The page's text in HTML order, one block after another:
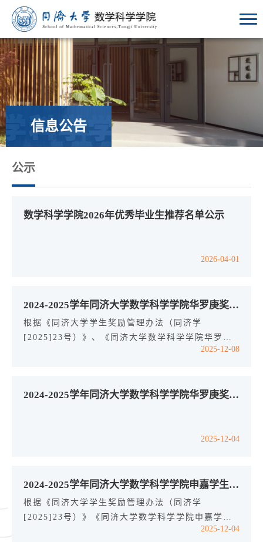
信息公告
公示
数学科学学院2026年优秀毕业生推荐名单公示
2026-04-01
2024-2025学年同济大学数学科学学院华罗庚奖学金拟获奖名单公示
根据《同济大学学生奖励管理办法（同济学
[2025]23号）》、《同济大学数学科学学院华罗庚
奖学金评审细则（同济数内[2025]22号）》，经学
罗庚奖学金拟获奖名单公示如下（按照学号排序）：
公示期自即日起至12月12日下午17：00止（5个工
2025-12-08
2024-2025学年同济大学数学科学学院华罗庚奖学金初评分数公示
2025-12-04
2024-2025学年同济大学数学科学学院申嘉学生发展基金专项奖学金拟获奖名单公示
根据《同济大学学生奖励管理办法（同济学
[2025]23号）》《同济大学数学科学学院申嘉学生
发展基金专项奖学金评选实施细则（同济数内2025-12-04